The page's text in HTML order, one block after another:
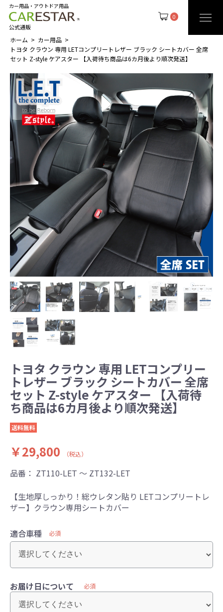
0
カー用品・アウトドア用品
公式通販
ホーム
カー用品
トヨタ クラウン 専用 LETコンプリートレザー ブラック シートカバー 全席
セット Z-style ケアスター 【入荷待ち商品は6カ月後より順次発送】
トヨタ クラウン 専用 LETコンプリー
トレザー ブラック シートカバー 全席
セット Z-style ケアスター 【入荷待
ち商品は6カ月後より順次発送】
送料無料
￥29,800 （税込）
品番： ZT110-LET ～ ZT132-LET
【生地厚しっかり！総ウレタン貼り LETコンプリートレ
ザー】クラウン専用シートカバー
適合車種 必須
お届け日について 必須